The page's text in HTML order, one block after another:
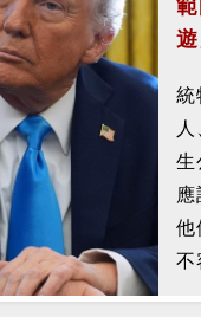
槍
示
者